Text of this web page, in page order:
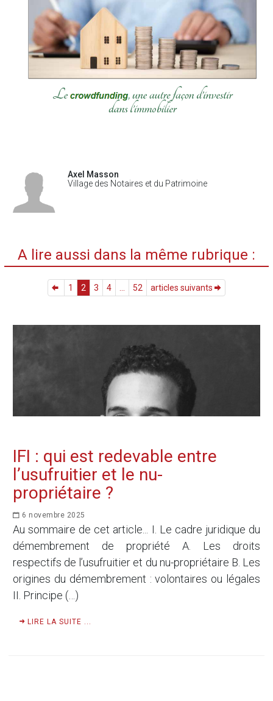
Axel Masson
Village des Notaires et du Patrimoine
A lire aussi dans la même rubrique :
1 2 3 4 52 articles suivants
IFI : qui est redevable entre
l’usufruitier et le nu-
propriétaire ?
6 novembre 2025
Au sommaire de cet article... I. Le cadre juridique du
démembrement de propriété A. Les droits
respectifs de l’usufruitier et du nu-propriétaire B. Les
origines du démembrement : volontaires ou légales
II. Principe (…)
LIRE LA SUITE ...